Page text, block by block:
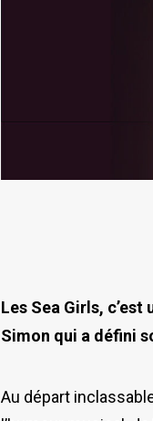
Les Sea Girls,
Simon qui a défini
Au départ